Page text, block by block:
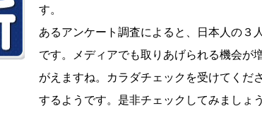
す。
あるアンケート調査によると、日本人の３
です。メディアでも取りあげられる機会が
がえますね。カラダチェックを受けてくだ
するようです。是非チェックしてみましょ